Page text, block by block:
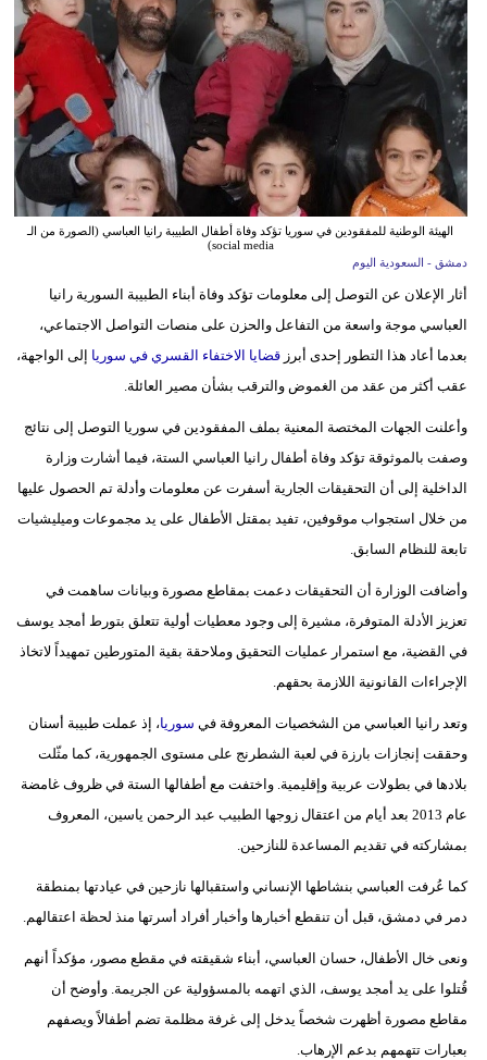
وسفر
ديكور
أخبار
إعلام
تعليم
علوم
وتكنولوجيا
مدوَّنات
فيديو
الهيئة الوطنية للمفقودين في سوريا تؤكد وفاة أطفال الطبيبة رانيا العباسي (الصورة من الـ
social media)
دمشق - السعودية اليوم
أثار الإعلان عن التوصل إلى معلومات تؤكد وفاة أبناء الطبيبة السورية رانيا
العباسي موجة واسعة من التفاعل والحزن على منصات التواصل الاجتماعي،
بعدما أعاد هذا التطور إحدى أبرزقضايا الاختفاء القسري في سوريا إلى الواجهة،
عقب أكثر من عقد من الغموض والترقب بشأن مصير العائلة.
وأعلنت الجهات المختصة المعنية بملف المفقودين في سوريا التوصل إلى نتائج
وصفت بالموثوقة تؤكد وفاة أطفال رانيا العباسي الستة، فيما أشارت وزارة
الداخلية إلى أن التحقيقات الجارية أسفرت عن معلومات وأدلة تم الحصول عليها
من خلال استجواب موقوفين، تفيد بمقتل الأطفال على يد مجموعات وميليشيات
تابعة للنظام السابق.
وأضافت الوزارة أن التحقيقات دعمت بمقاطع مصورة وبيانات ساهمت في
تعزيز الأدلة المتوفرة، مشيرة إلى وجود معطيات أولية تتعلق بتورط أمجد يوسف
في القضية، مع استمرار عمليات التحقيق وملاحقة بقية المتورطين تمهيداً لاتخاذ
الإجراءات القانونية اللازمة بحقهم.
وتعد رانيا العباسي من الشخصيات المعروفة في سوريا، إذ عملت طبيبة أسنان
وحققت إنجازات بارزة في لعبة الشطرنج على مستوى الجمهورية، كما مثّلت
بلادها في بطولات عربية وإقليمية. واختفت مع أطفالها الستة في ظروف غامضة
عام 2013 بعد أيام من اعتقال زوجها الطبيب عبد الرحمن ياسين، المعروف
بمشاركته في تقديم المساعدة للنازحين.
كما عُرفت العباسي بنشاطها الإنساني واستقبالها نازحين في عيادتها بمنطقة
دمر في دمشق، قبل أن تنقطع أخبارها وأخبار أفراد أسرتها منذ لحظة اعتقالهم.
ونعى خال الأطفال، حسان العباسي، أبناء شقيقته في مقطع مصور، مؤكداً أنهم
قُتلوا على يد أمجد يوسف، الذي اتهمه بالمسؤولية عن الجريمة. وأوضح أن
مقاطع مصورة أظهرت شخصاً يدخل إلى غرفة مظلمة تضم أطفالاً ويصفهم
بعبارات تتهمهم بدعم الإرهاب.